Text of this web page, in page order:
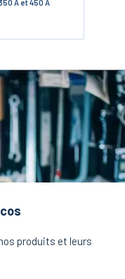
A et 450 A
produits et leurs